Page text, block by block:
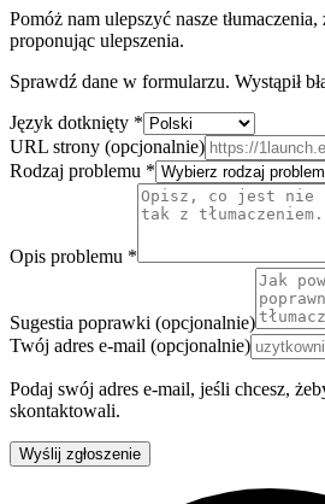
Pomóż nam ulepszyć nasze tłumaczenia,
proponując ulepszenia.
Sprawdź dane w formularzu. Wystąpił
Język dotknięty *
URL strony (opcjonalnie)
Rodzaj problemu *
Opis problemu *
Sugestia poprawki (opcjonalnie)
Twój adres e-mail (opcjonalnie)
Podaj swój adres e-mail, jeśli chcesz,
skontaktowali.
Wyślij zgłoszenie